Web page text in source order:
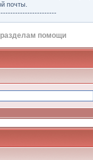
почты.
помощи